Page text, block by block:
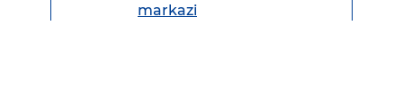
markazi